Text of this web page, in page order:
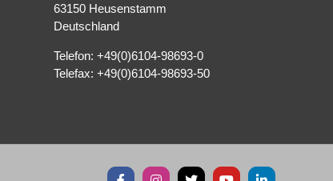
63150 Heusenstamm
Deutschland
Telefon: +49(0)6104-98693-0
Telefax: +49(0)6104-98693-50